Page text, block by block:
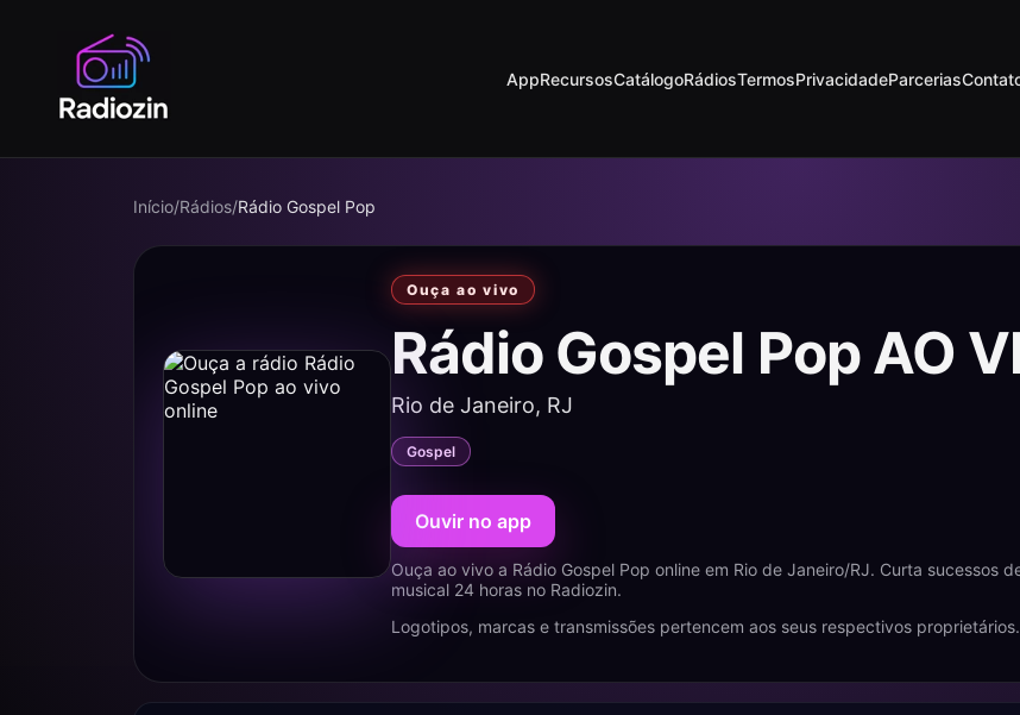
AppRecursosCatálogoRádiosTermosPrivacidadeParcerias
Início/Rádios/Rádio Gospel Pop
Ouça ao vivo
Rádio Gospel Pop AO
Rio de Janeiro, RJ
Gospel
Ouvir no app
Ouça ao vivo a Rádio Gospel Pop online em Rio de Janeiro/RJ. Curta sucessos
musical 24 horas no Radiozin.
Logotipos, marcas e transmissões pertencem aos seus respectivos proprietários.